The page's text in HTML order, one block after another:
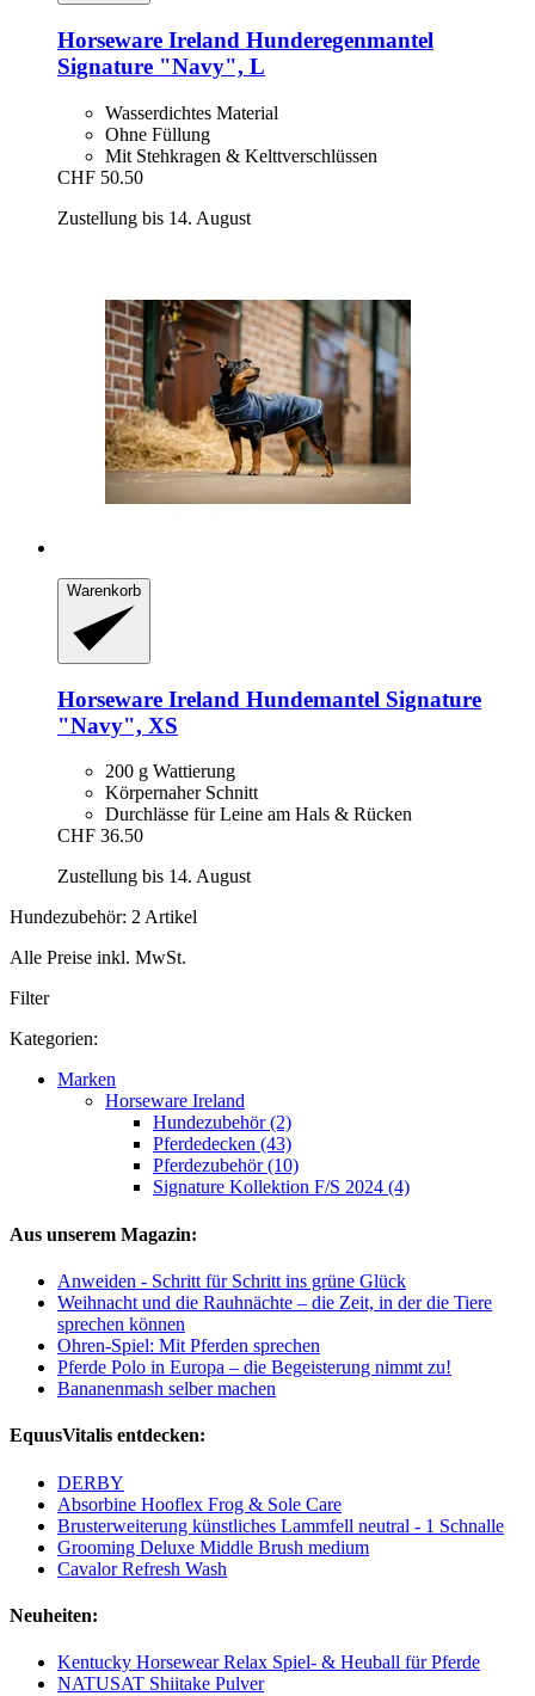
Horseware Ireland Hunderegenmantel
Signature "Navy", L
Wasserdichtes Material
Ohne Füllung
Mit Stehkragen & Kelttverschlüssen
CHF 50.50
Zustellung bis 14. August
Warenkorb
Horseware Ireland Hundemantel Signature
"Navy", XS
200 g Wattierung
Körpernaher Schnitt
Durchlässe für Leine am Hals & Rücken
CHF 36.50
Zustellung bis 14. August
Hundezubehör: 2 Artikel
Alle Preise inkl. MwSt.
Filter
Kategorien:
Marken
Horseware Ireland
Hundezubehör (2)
Pferdedecken (43)
Pferdezubehör (10)
Signature Kollektion F/S 2024 (4)
Aus unserem Magazin:
Anweiden - Schritt für Schritt ins grüne Glück
Weihnacht und die Rauhnächte – die Zeit, in der die Tiere
sprechen können
Ohren-Spiel: Mit Pferden sprechen
Pferde Polo in Europa – die Begeisterung nimmt zu!
Bananenmash selber machen
EquusVitalis entdecken:
DERBY
Absorbine Hooflex Frog & Sole Care
Brusterweiterung künstliches Lammfell neutral - 1 Schnalle
Grooming Deluxe Middle Brush medium
Cavalor Refresh Wash
Neuheiten:
Kentucky Horsewear Relax Spiel- & Heuball für Pferde
NATUSAT Shiitake Pulver